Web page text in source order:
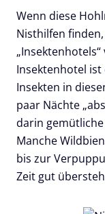
Wenn diese
Nisthilfen
Insektenhotel
Insekten in
paar Nächte
darin
Manche
bis zur
Zeit gut